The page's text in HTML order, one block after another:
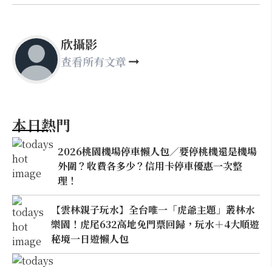
欣攝影
查看所有文章
本日熱門
2026桃園機場停車懶人包／要停桃機還是機場
外圍？收費各多少？信用卡停車優惠一次整
理！
【雲林親子玩水】全台唯一「虎爺主題」叢林水
樂園！虎尾632高地免門票回歸，玩水＋4大順遊
秘境一日遊懶人包